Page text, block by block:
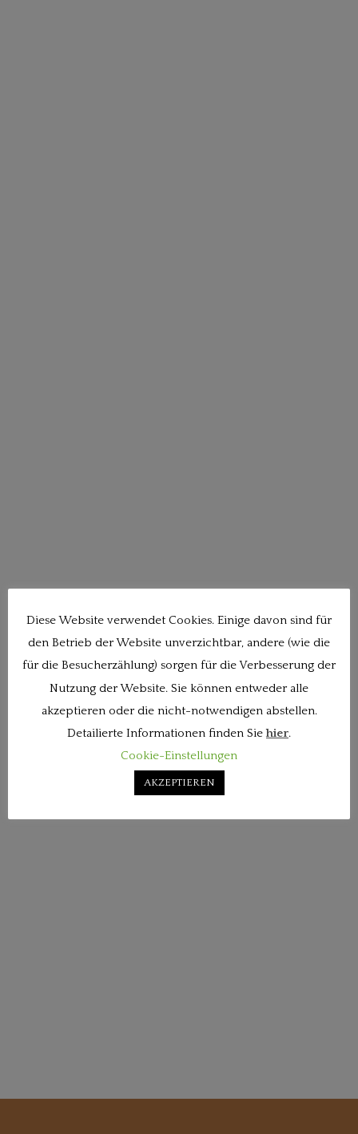
Diese Website verwendet Cookies. Einige davon sind für
den Betrieb der Website unverzichtbar, andere (wie die
für die Besucherzählung) sorgen für die Verbesserung der
Nutzung der Website. Sie können entweder alle
akzeptieren oder die nicht-notwendigen abstellen.
Detailierte Informationen finden Siehier.
Cookie-Einstellungen
AKZEPTIEREN